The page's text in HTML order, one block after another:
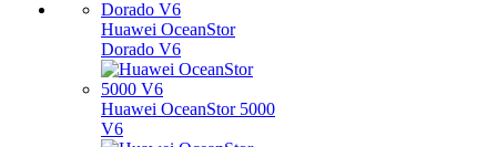
Huawei OceanStor
Dorado V6
Huawei OceanStor 5000
V6